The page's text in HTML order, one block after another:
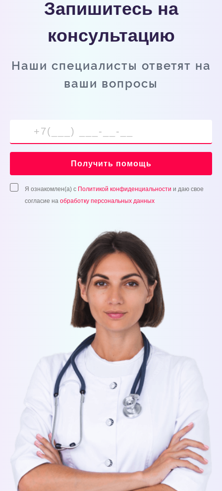
Запишитесь на
консультацию
Наши специалисты ответят на
ваши вопросы
Получить помощь
Я ознакомлен(а) с Политикой конфиденциальности и даю свое
согласие на обработку персональных данных